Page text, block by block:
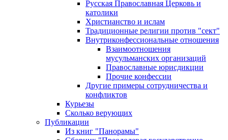
Русская Православная Церковь и
католики
Христианство и ислам
Традиционные религии против "сект"
Внутриконфессиональные отношения
Взаимоотношения
мусульманских организаций
Православные юрисдикции
Прочие конфессии
Другие примеры сотрудничества и
конфликтов
Курьезы
Сколько верующих
Публикации
Из книг "Панорамы"